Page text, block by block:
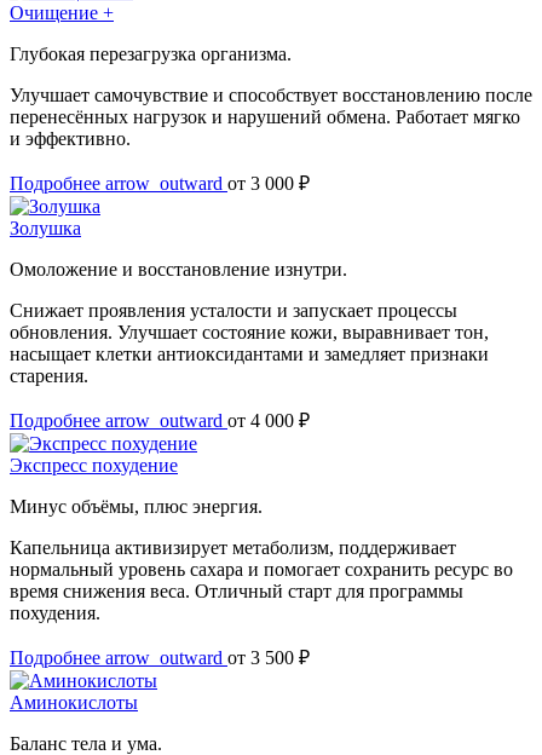
Очищение +
Глубокая перезагрузка организма.
Улучшает самочувствие и способствует восстановлению после
перенесённых нагрузок и нарушений обмена. Работает мягко
и эффективно.
Подробнее arrow_outward от 3 000 ₽
Золушка
Омоложение и восстановление изнутри.
Снижает проявления усталости и запускает процессы
обновления. Улучшает состояние кожи, выравнивает тон,
насыщает клетки антиоксидантами и замедляет признаки
старения.
Подробнее arrow_outward от 4 000 ₽
Экспресс похудение
Минус объёмы, плюс энергия.
Капельница активизирует метаболизм, поддерживает
нормальный уровень сахара и помогает сохранить ресурс во
время снижения веса. Отличный старт для программы
похудения.
Подробнее arrow_outward от 3 500 ₽
Аминокислоты
Баланс тела и ума.